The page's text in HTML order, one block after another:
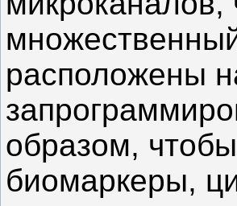
расположены
образом,
биомаркеры,